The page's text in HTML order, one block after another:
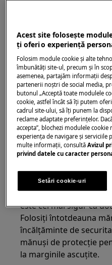
ATENȚIE!RISC DE
Întotdeauna fiți atenți
electrocasnicele.
este cel mai sigur ca
Folosiți întotdeauna
încălțăminte de
mănuși de protecție
la marginile ascuțite.
Acest site folosește
ţi oferi o experienţă
Folosim module cookie și alte
îmbunătăţi site-ul, precum și în
asemenea, partajăm informaţii
partenerii noștri de social media,
butonul „Acceptă toate modulele
cookie, astfel încât să îţi putem
cadrul site-ului, să îţi punem la
reclame adaptate preferinţelor.
accepta”, blochezi modulele cookie
experienţa de navigare și serviciile
multe informaţii, consultăAvizul
privind datele cu caracter
Setări cookie-uri